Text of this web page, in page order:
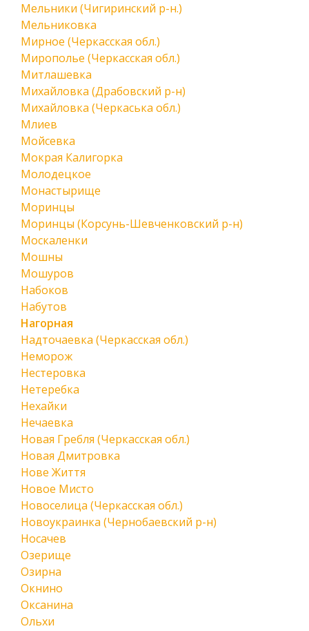
Мельники (Чигиринский р-н.)
Мельниковка
Мирное (Черкасская обл.)
Мирополье (Черкасская обл.)
Митлашевка
Михайловка (Драбовский р-н)
Михайловка (Черкаська обл.)
Млиев
Мойсевка
Мокрая Калигорка
Молодецкое
Монастырище
Моринцы
Моринцы (Корсунь-Шевченковский р-н)
Москаленки
Мошны
Мошуров
Набоков
Набутов
Нагорная
Надточаевка (Черкасская обл.)
Неморож
Нестеровка
Нетеребка
Нехайки
Нечаевка
Новая Гребля (Черкасская обл.)
Новая Дмитровка
Нове Життя
Новое Мисто
Новоселица (Черкасская обл.)
Новоукраинка (Чернобаевский р-н)
Носачев
Озерище
Озирна
Окнино
Оксанина
Ольхи